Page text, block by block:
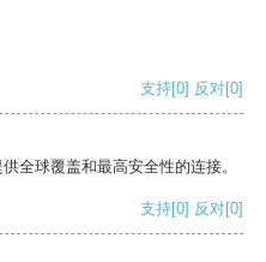
支持[0] 反对[0]
全球覆盖和最高安全性的连接。
支持[0] 反对[0]